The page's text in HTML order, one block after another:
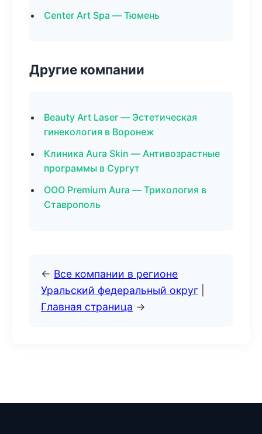
Center Art Spa — Тюмень
Другие компании
Beauty Art Laser — Эстетическая
гинекология в Воронеж
Клиника Aura Skin — Антивозрастные
программы в Сургут
ООО Premium Aura — Трихология в
Ставрополь
← Все компании в регионе
Уральский федеральный округ
Главная страница →